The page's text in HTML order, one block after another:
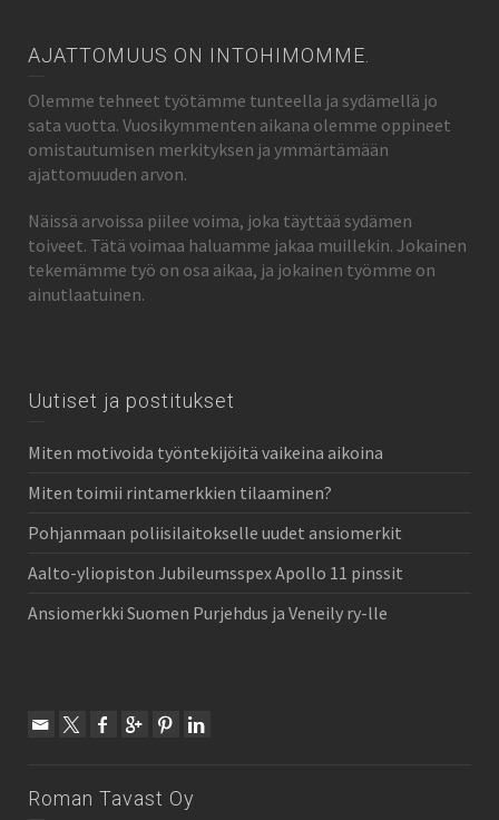
AJATTOMUUS ON INTOHIMOMME.
Olemme tehneet työtämme tunteella ja sydämellä jo
sata vuotta. Vuosikymmenten aikana olemme oppineet
omistautumisen merkityksen ja ymmärtämään
ajattomuuden arvon.
Näissä arvoissa piilee voima, joka täyttää sydämen
toiveet. Tätä voimaa haluamme jakaa muillekin. Jokainen
tekemämme työ on osa aikaa, ja jokainen työmme on
ainutlaatuinen.
Uutiset ja postitukset
Miten motivoida työntekijöitä vaikeina aikoina
Miten toimii rintamerkkien tilaaminen?
Pohjanmaan poliisilaitokselle uudet ansiomerkit
Aalto-yliopiston Jubileumsspex Apollo 11 pinssit
Ansiomerkki Suomen Purjehdus ja Veneily ry-lle
Roman Tavast Oy